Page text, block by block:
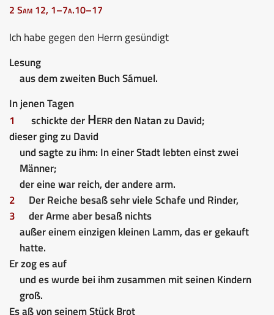
2 Sam 12, 1–7a.10–17
Ich habe gegen den Herrn gesündigt
Lesung
aus dem zweiten Buch Sámuel.
In jenen Tagen
1
schickte derHerrden Natan zu David;
dieser ging zu David
und sagte zu ihm: In einer Stadt lebten einst zwei
Männer;
der eine war reich, der andere arm.
2
Der Reiche besaß sehr viele Schafe und Rinder,
3
der Arme aber besaß nichts
außer einem einzigen kleinen Lamm, das er gekauft
hatte.
Er zog es auf
und es wurde bei ihm zusammen mit seinen Kindern
groß.
Es aß von seinem Stück Brot